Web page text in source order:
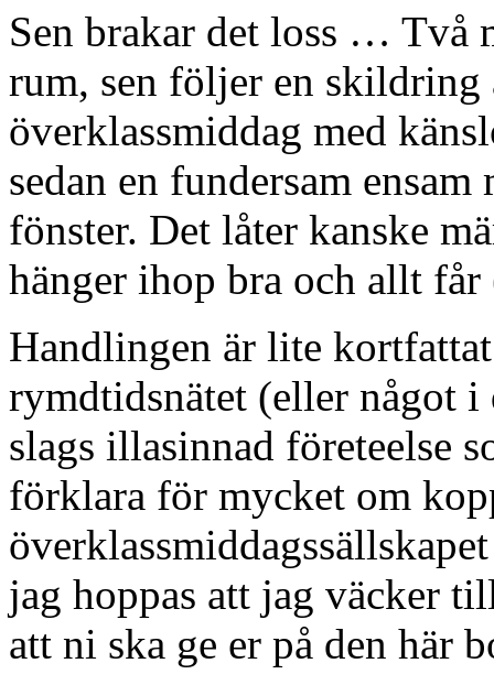
Sen brakar det loss … Två
rum, sen följer en
överklassmiddag med
sedan en fundersam
fönster. Det låter kanske
hänger ihop bra och allt
Handlingen är lite
rymdtidsnätet (eller något
slags illasinnad företeelse
förklara för mycket om
jag hoppas att jag väcker
att ni ska ge er på den här